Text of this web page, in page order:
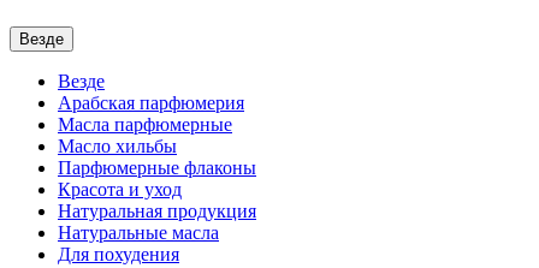
Везде
Везде
Арабская парфюмерия
Масла парфюмерные
Масло хильбы
Парфюмерные флаконы
Красота и уход
Натуральная продукция
Натуральные масла
Для похудения